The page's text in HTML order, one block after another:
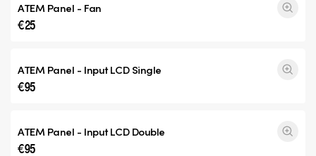
ATEM Panel - Fan
€25
ATEM Panel - InputLCD Single
€95
ATEM Panel - InputLCD Double
€95